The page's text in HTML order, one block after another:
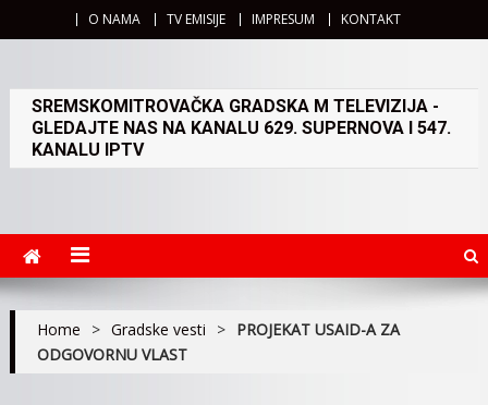
O NAMA TV EMISIJE IMPRESUM KONTAKT
SREMSKOMITROVAČKA GRADSKA M TELEVIZIJA -
GLEDAJTE NAS NA KANALU 629. SUPERNOVA I 547.
KANALU IPTV
Home > Gradske vesti > PROJEKAT USAID-A ZA
ODGOVORNU VLAST